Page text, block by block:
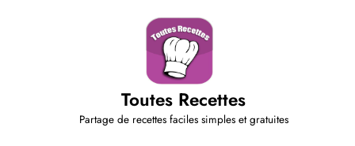
Toutes Recettes
Partage de recettes faciles simples et gratuites